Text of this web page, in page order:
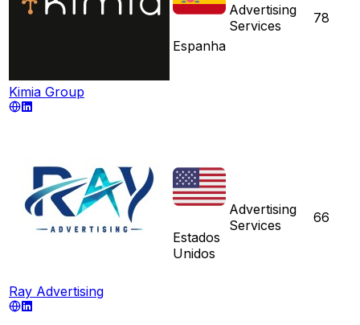
Kimia Group
Espanha
Advertising
Services
78
Ray Advertising
Estados
Unidos
Advertising
Services
66